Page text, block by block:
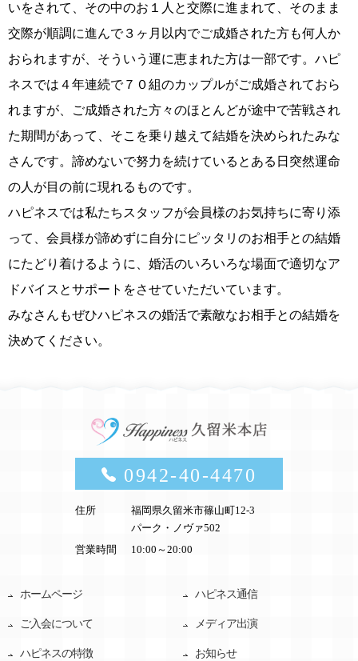
いをされて、その中のお１人と交際に進まれて、そのまま
交際が順調に進んで３ヶ月以内でご成婚された方も何人か
おられますが、そういう運に恵まれた方は一部です。ハピ
ネスでは４年連続で７０組のカップルがご成婚されておら
れますが、ご成婚された方々のほとんどが途中で苦戦され
た期間があって、そこを乗り越えて結婚を決められたみな
さんです。諦めないで努力を続けているとある日突然運命
の人が目の前に現れるものです。
ハピネスでは私たちスタッフが会員様のお気持ちに寄り添
って、会員様が諦めずに自分にピッタリのお相手との結婚
にたどり着けるように、婚活のいろいろな場面で適切なア
ドバイスとサポートをさせていただいています。
みなさんもぜひハピネスの婚活で素敵なお相手との結婚を
決めてください。
0942-40-4470
住所
福岡県久留米市篠山町12-3
パーク・ノヴァ502
営業時間
10:00～20:00
ホームページ
ご入会について
ハピネスの特徴
ハピネス通信
メディア出演
お知らせ